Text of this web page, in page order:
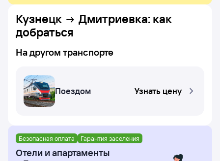
Кузнецк Дмитриевка: как
добраться
На другом транспорте
Поездом Узнать цену
Безопасная оплата Гарантия заселения
Отели и апартаменты